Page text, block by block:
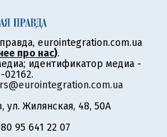
eurointegration.com.ua
про нас).
идентификатор медиа -
02162.
ул. Жилянская, 48, 50А
95 641 22 07